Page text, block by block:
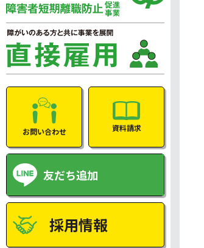
お問い合わせ 資料請求
友だち追加
採用情報